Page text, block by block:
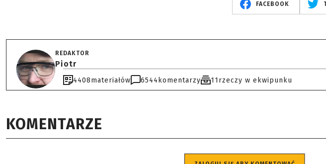
FACEBOOK
REDAKTOR
Piotr
4408materiałów 6544 komentarzy 11rzeczy w ekwipunku
KOMENTARZE